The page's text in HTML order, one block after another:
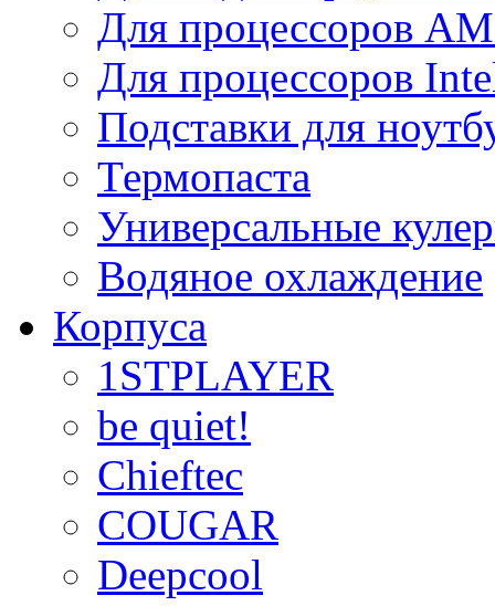
Для процессоров
Для процессоров
Подставки для
Термопаста
Универсальные
Водяное охлаждение
Корпуса
1STPLAYER
be quiet!
Chieftec
COUGAR
Deepcool